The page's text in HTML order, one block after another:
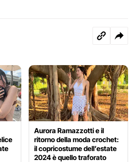
Aurora Ramazzotti e il
ritorno della moda crochet:
il copricostume dell’estate
2024 è quello traforato